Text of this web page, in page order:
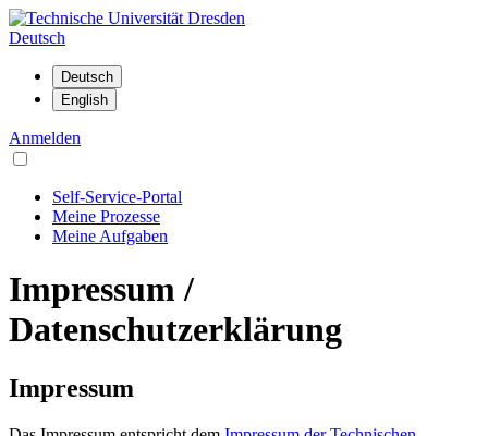
Deutsch
Anmelden
Self-Service-Portal
Meine Prozesse
Meine Aufgaben
Impressum /
Datenschutzerklärung
Impressum